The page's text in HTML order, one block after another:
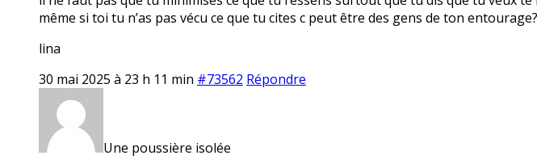
même si toi tu n’as pas vécu ce que tu cites c peut être des gens de ton
lina
30 mai 2025 à 23 h 11 min #73562 Répondre
Une poussière isolée